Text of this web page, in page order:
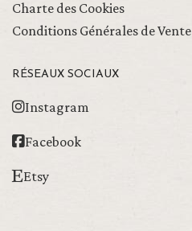
Charte des Cookies
Conditions Générales de Vente
RÉSEAUX SOCIAUX
Instagram
Facebook
Etsy